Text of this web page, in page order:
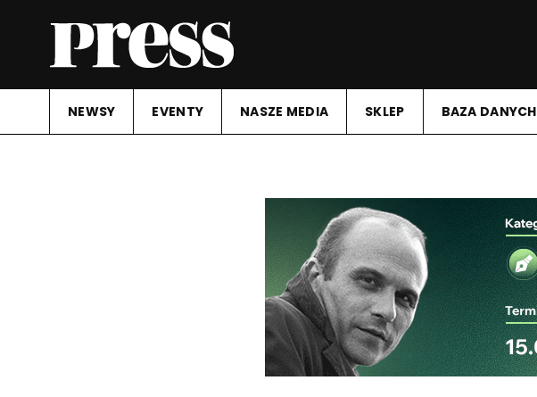
NEWSY EVENTY NASZE MEDIA SKLEP BAZA DANYCH